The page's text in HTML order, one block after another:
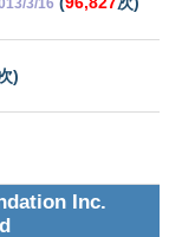
)
Inc.